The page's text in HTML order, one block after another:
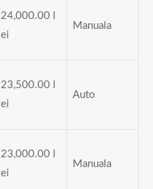
24,000.00
ei
Manuala
23,500.00
ei
Auto
23,000.00
ei
Manuala